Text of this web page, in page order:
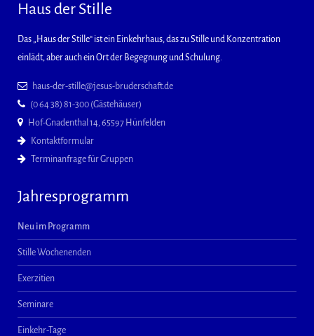
Haus der Stille
Das „Haus der Stille“ ist ein Einkehrhaus, das zu Stille und Konzentration
einlädt, aber auch ein Ort der Begegnung und Schulung.
haus-der-stille@jesus-bruderschaft.de
(0 64 38) 81-300 (Gästehäuser)
Hof-Gnadenthal 14, 65597 Hünfelden
Kontaktformular
Terminanfrage für Gruppen
Jahresprogramm
Neu im Programm
Stille Wochenenden
Exerzitien
Seminare
Einkehr-Tage